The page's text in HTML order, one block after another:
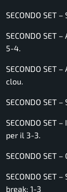
SECONDO SET
SECONDO SET
5-4.
SECONDO SET
clou.
SECONDO SET
SECONDO SET
per il 3-3.
SECONDO SET
SECONDO SET
break: 1-3